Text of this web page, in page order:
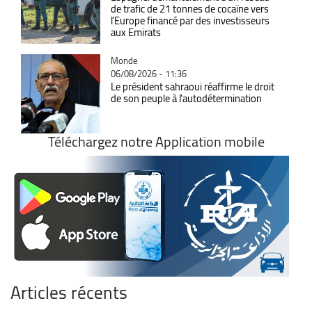
de trafic de 21 tonnes de cocaïne vers
l’Europe financé par des investisseurs
aux Emirats
Catégorie
Monde
06/08/2026 - 11:36
Le président sahraoui réaffirme le droit
de son peuple à l'autodétermination
Téléchargez notre Application mobile
Articles récents